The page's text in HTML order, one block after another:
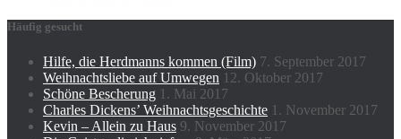
Häufig gesucht
Hilfe, die Herdmanns kommen (Film) 7. September 2017
Weihnachtsliebe auf Umwegen 12. Oktober 2017
Schöne Bescherung 1. Mai 2017
Charles Dickens’ Weihnachtsgeschichte 1. November 2017
Kevin – Allein zu Haus 9. November 2017